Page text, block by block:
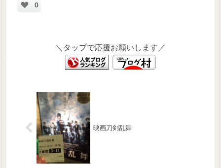
0
＼タップで応援お願いします／
映画刀剣乱舞